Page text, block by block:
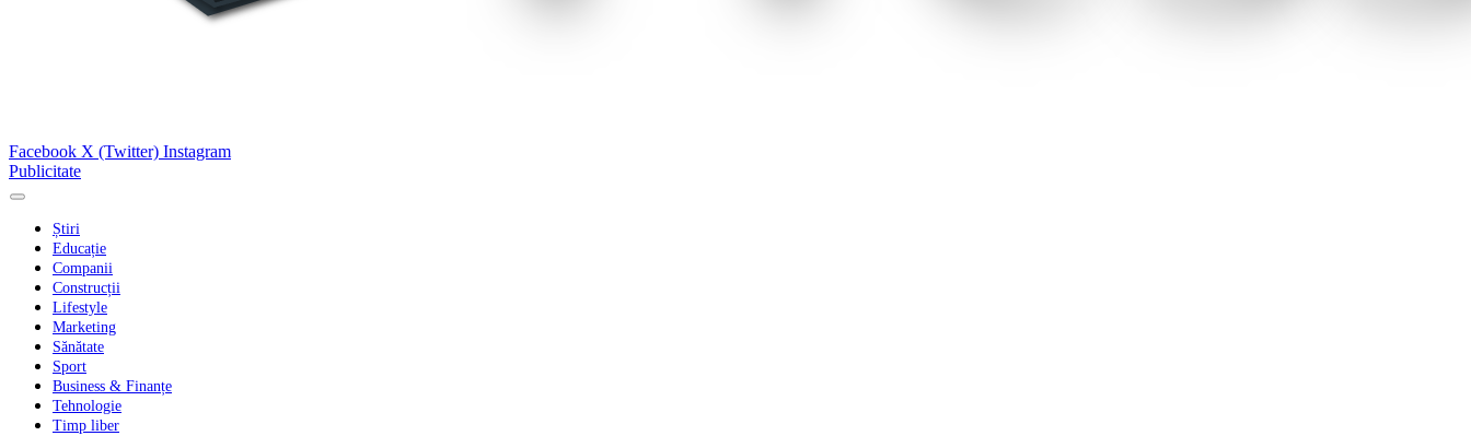
Facebook X (Twitter) Instagram
Publicitate
Știri
Educație
Companii
Construcții
Lifestyle
Marketing
Sănătate
Sport
Business & Finanțe
Tehnologie
Timp liber